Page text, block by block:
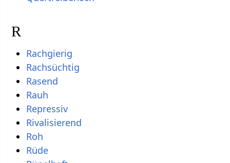
R
Rachgierig
Rachsüchtig
Rasend
Rauh
Repressiv
Rivalisierend
Roh
Rüde